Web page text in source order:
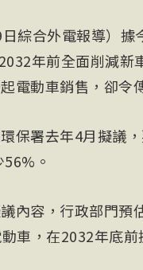
日綜合外電報導）
2032年前全面削減
電動車銷售，卻令
保署去年4月擬議
。
內容，行政部門
車，在2032年底前